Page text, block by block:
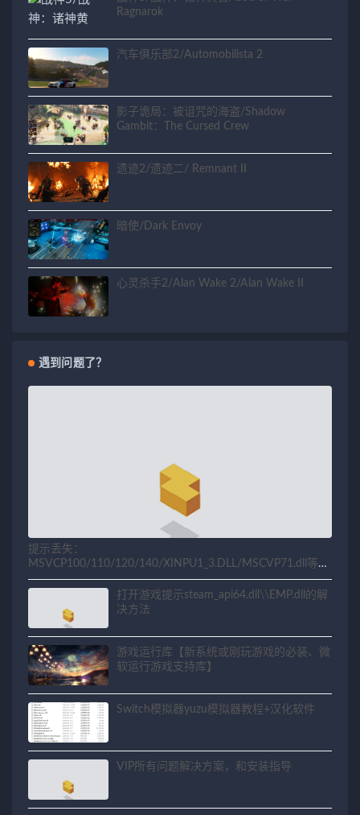
Ragnarok
汽车俱乐部2/Automobilista 2
影子诡局：被诅咒的海盗/Shadow
Gambit：The Cursed Crew
遗迹2/遗迹二/ Remnant II
暗使/Dark Envoy
心灵杀手2/Alan Wake 2/Alan Wake II
遇到问题了？
提示丢失：
MSVCP100/110/120/140/XINPU1_3.DLL/MSCVP71.dll等相
关问题解决方法
打开游戏提示steam_api64.dll\\EMP.dll的解
决方法
游戏运行库【新系统或刚玩游戏的必装、微
软运行游戏支持库】
Switch模拟器yuzu模拟器教程+汉化软件
VIP所有问题解决方案，和安装指导